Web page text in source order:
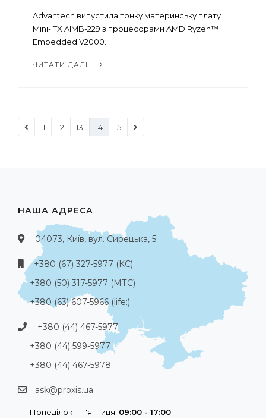
Advantech випустила тонку материнську плату
Mini-ITX AIMB-229 з процесорами AMD Ryzen™
Embedded V2000.
ЧИТАТИ ДАЛІ...
11 12 13 14 15
НАША АДРЕСА
04073, Київ, вул. Сирецька, 5
+380 (67) 327-5977 (КС)
+380 (50) 317-5977 (МТС)
+380 (63) 607-5966 (life:)
+380 (44) 467-5977
+380 (44) 599-5977
+380 (44) 467-5978
ask@proxis.ua
Понеділок - П'ятниця: 09:00 - 17:00